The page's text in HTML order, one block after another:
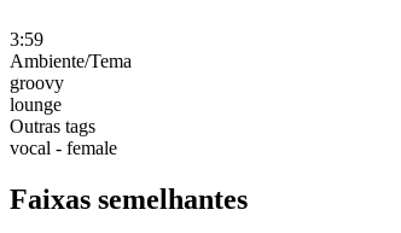
3:59
Ambiente/Tema
groovy
lounge
Outras tags
vocal - female
Faixas semelhantes